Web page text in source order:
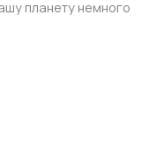
планету немного